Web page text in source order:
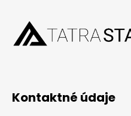
Kontaktné údaje